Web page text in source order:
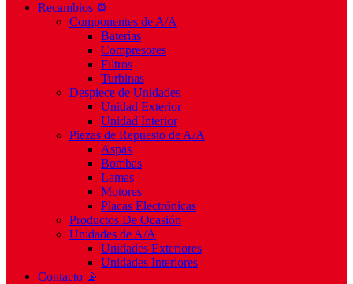
Recambios ⚙️
Componentes de A/A
Baterías
Compresores
Filtros
Turbinas
Despiece de Unidades
Unidad Exterior
Unidad Interior
Piezas de Repuesto de A/A
Aspas
Bombas
Lamas
Motores
Placas Electrónicas
Productos De Ocasión
Unidades de A/A
Unidades Exteriores
Unidades Interiores
Contacto 📡